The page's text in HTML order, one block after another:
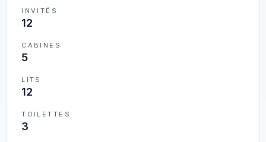
INVITÉS
12
CABINES
5
LITS
12
TOILETTES
3